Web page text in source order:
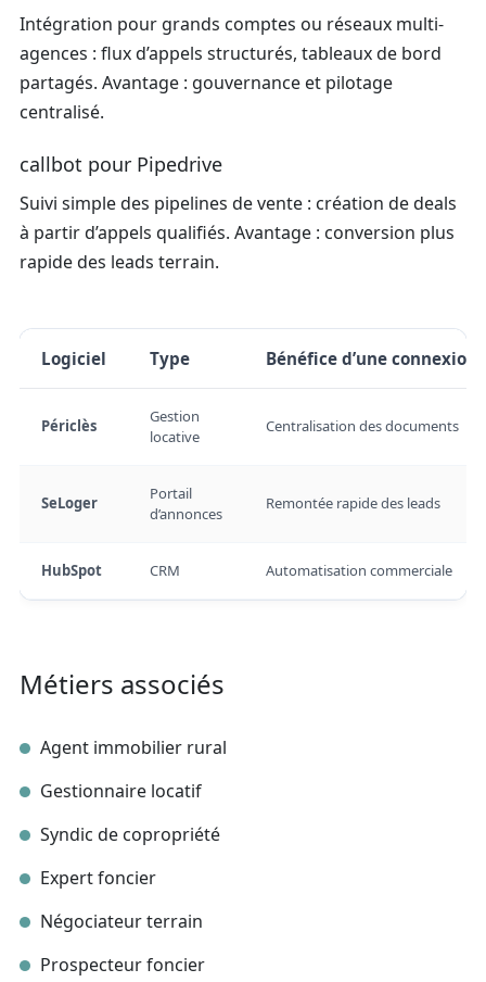
Intégration pour grands comptes ou réseaux multi-
agences : flux d’appels structurés, tableaux de bord
partagés. Avantage : gouvernance et pilotage
centralisé.
callbot pour Pipedrive
Suivi simple des pipelines de vente : création de deals
à partir d’appels qualifiés. Avantage : conversion plus
rapide des leads terrain.
Logiciel Type Bénéfice d’une
Périclès
Gestion
locative
Centralisation des documents
SeLoger
Portail
d’annonces
Remontée rapide des leads
HubSpot CRM Automatisation commerciale
Métiers associés
Agent immobilier rural
Gestionnaire locatif
Syndic de copropriété
Expert foncier
Négociateur terrain
Prospecteur foncier